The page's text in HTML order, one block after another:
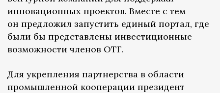
инновационных проектов. Вместе с тем
он предложил запустить единый портал, где
были бы представлены инвестиционные
возможности членов ОТГ.
Для укрепления партнерства в области
промышленной кооперации президент